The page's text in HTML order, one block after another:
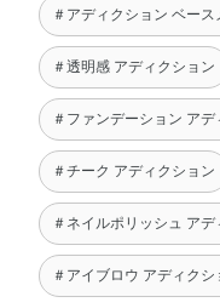
＃アディクション ベース
＃透明感 アディクション
＃ファンデーション アデ
＃チーク アディクション
＃ネイルポリッシュ アデ
＃アイブロウ アディクシ